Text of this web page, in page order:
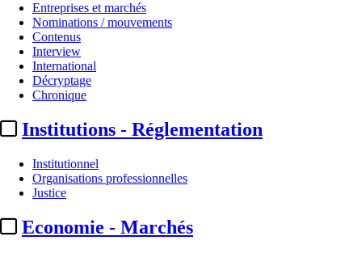
Entreprises et marchés
Nominations / mouvements
Contenus
Interview
International
Décryptage
Chronique
Institutions - Réglementation
Institutionnel
Organisations professionnelles
Justice
Economie - Marchés